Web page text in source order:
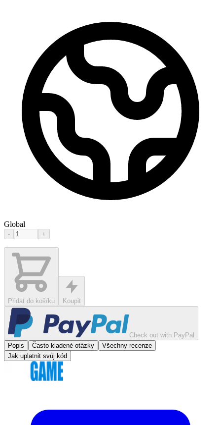
Global
- +
Přidat do košíku Koupit
Check out with PayPal
Popis
Často kladené otázky
Všechny recenze
Jak uplatnit svůj kód